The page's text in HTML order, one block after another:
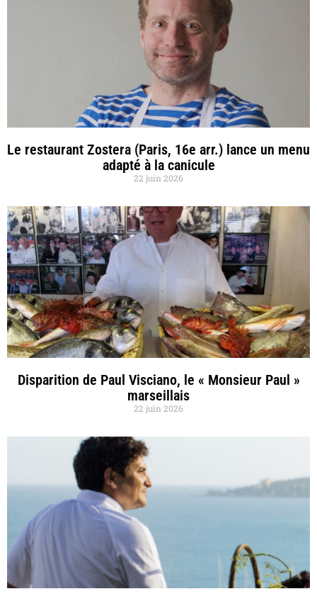
Le restaurant Zostera (Paris, 16e arr.) lance un menu
adapté à la canicule
22 juin 2026
Disparition de Paul Visciano, le « Monsieur Paul »
marseillais
22 juin 2026